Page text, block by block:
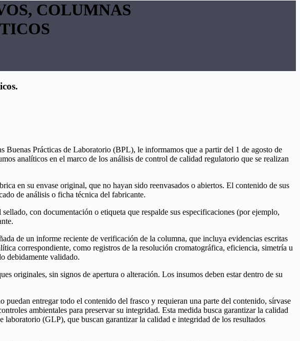
COLUMNAS
Prácticas de Laboratorio (BPL), le informamos que a partir del 1 de agosto de
analíticos en el marco de los análisis de control de calidad regulatorio que se realizan
en su envase original, que no hayan sido reenvasados o abiertos. El contenido de sus
de análisis o ficha técnica del fabricante.
con documentación o etiqueta que respalde sus especificaciones (por ejemplo,
de un informe reciente de verificación de la columna, que incluya evidencias escritas
correspondiente, como registros de la resolución cromatográfica, eficiencia, simetría u
debidamente validado.
originales, sin signos de apertura o alteración. Los insumos deben estar dentro de su
puedan entregar todo el contenido del frasco y requieran una parte del contenido, sírvase
ambientales para preservar su integridad. Esta medida busca garantizar la calidad
(GLP), que buscan garantizar la calidad e integridad de los resultados